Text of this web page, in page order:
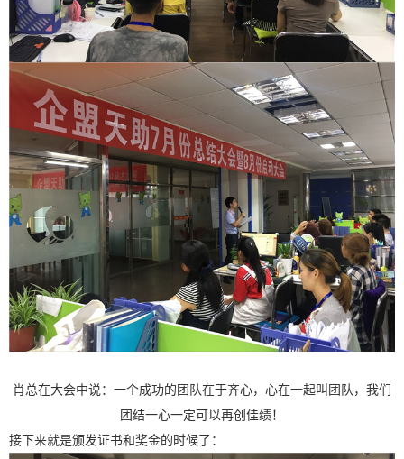
肖总在大会中说：一个成功的团队在于齐心，心在一起叫团队，我们
团结一心一定可以再创佳绩！
接下来就是颁发证书和奖金的时候了：